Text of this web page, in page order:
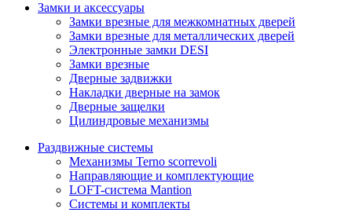
Замки и аксессуары
Замки врезные для межкомнатных дверей
Замки врезные для металлических дверей
Электронные замки DESI
Замки врезные
Дверные задвижки
Накладки дверные на замок
Дверные защелки
Цилиндровые механизмы
Раздвижные системы
Механизмы Terno scorrevoli
Направляющие и комплектующие
LOFT-cистема Mantion
Системы и комплекты